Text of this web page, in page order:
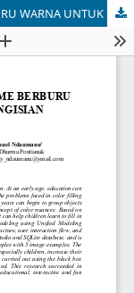
RANCANG BANGUN APLIKASI GAME BERBURU WARNA UNTUK EDUKASI PENGISIAN WARNA